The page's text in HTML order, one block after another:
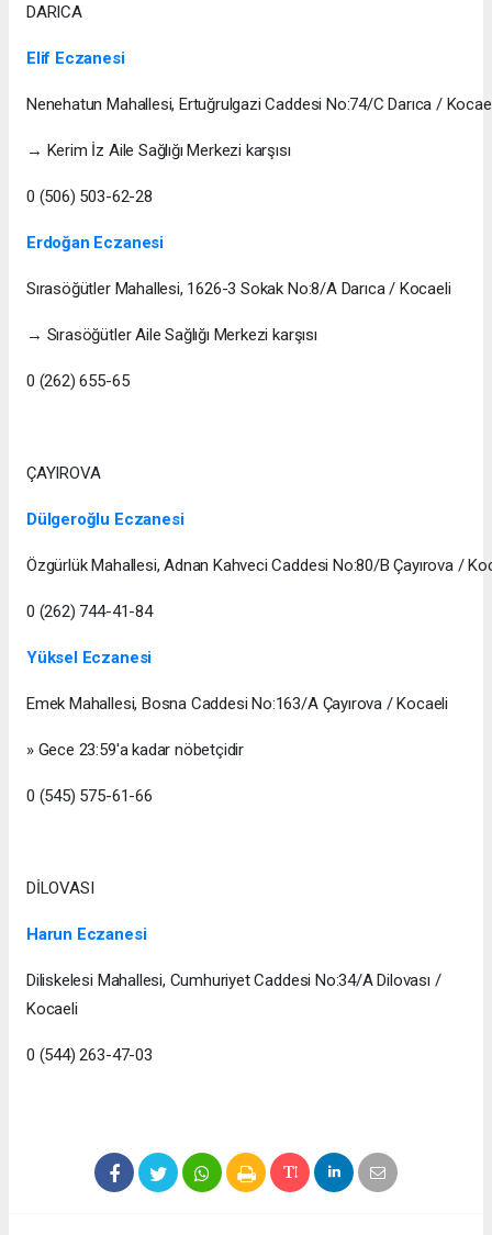
DARICA
Elif Eczanesi
Nenehatun Mahallesi, Ertuğrulgazi Caddesi No:74/C Darıca /
→ Kerim İz Aile Sağlığı Merkezi karşısı
0 (506) 503-62-28
Erdoğan Eczanesi
Sırasöğütler Mahallesi, 1626-3 Sokak No:8/A Darıca / Kocaeli
→ Sırasöğütler Aile Sağlığı Merkezi karşısı
0 (262) 655-65
ÇAYIROVA
Dülgeroğlu Eczanesi
Özgürlük Mahallesi, Adnan Kahveci Caddesi No:80/B Çayırova /
0 (262) 744-41-84
Yüksel Eczanesi
Emek Mahallesi, Bosna Caddesi No:163/A Çayırova / Kocaeli
» Gece 23:59'a kadar nöbetçidir
0 (545) 575-61-66
DİLOVASI
Harun Eczanesi
Diliskelesi Mahallesi, Cumhuriyet Caddesi No:34/A Dilovası /
Kocaeli
0 (544) 263-47-03